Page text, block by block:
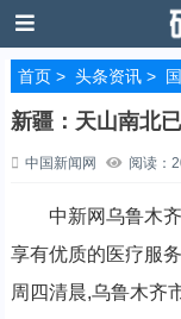
首页> 头条资讯>
新疆：天山南北
中国新闻网 阅读：
中新网乌鲁木齐9
享有优质的医疗服
周四清晨,乌鲁木齐